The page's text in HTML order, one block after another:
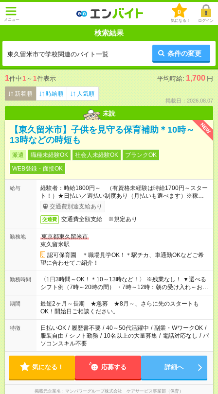
メニュー
0
気になる！ ログイン
検索結果
東久留米市で学校関連のバイト一覧 条件の変更
1件中1 ～ 1件表示 平均時給: 1,700 円
新着順 時給順 人気順
掲載日：2026.08.07
未読
NEW
【東久留米市】子供を見守る保育補助＊10時～
13時などの時短も
派遣 職種未経験OK 社会人未経験OK
ブランクOK
WEB登録・面接OK
給与
経験者：時給1800円～ （有資格未経験は時給1700円～スター
ト！）★日払い／週払い制度あり（月払いも選べます）※稼働開
始時は手続き完了次第のお支払いとなります★フルタイムできる
方は100円アップ！
交通費別途支給あり
交通費 交通費全額支給 ※規定あり
勤務地
東京都東久留米市
東久留米駅
認可保育園 ＊職場見学OK！＊駅チカ、車通勤OKなどご希
望に合わせてご紹介！
勤務時間
〈1日3時間～OK！＊10～13時など！〉 ※残業なし！ ▼選べる
シフト例（7時～20時の間） ・7時～12時：朝の受け入れ～お昼
の準備 ・10時～13時：園児の見守り～お昼の補助 ・9時～16
時：帰りの会まで！子供の成長を見守る ・15時～20時：夜のお
迎えサポート
期間
最短2ヶ月～長期 ★急募 ★8月～、さらに先のスタートも
OK！開始日ご相談ください。
特徴 日払いOK / 履歴書不要 / 40～50代活躍中 / 副業・WワークOK /
服装自由 / シフト勤務 / 10名以上の大量募集 / 電話対応なし / パ
ソコンスキル不要
気になる！ 応募する 詳細へ
掲載元企業名 マンパワーグループ株式会社 ケアサービス事業部（保育）